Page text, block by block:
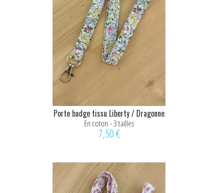
Porte badge tissu Liberty / Dragonne
En coton - 3 tailles
7,50 €